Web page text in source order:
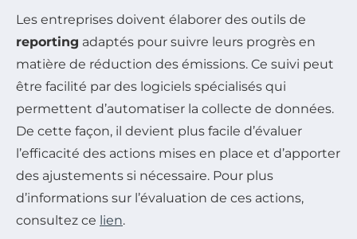
Les entreprises doivent élaborer des outils de
reporting adaptés pour suivre leurs progrès en
matière de réduction des émissions. Ce suivi peut
être facilité par des logiciels spécialisés qui
permettent d’automatiser la collecte de données.
De cette façon, il devient plus facile d’évaluer
l’efficacité des actions mises en place et d’apporter
des ajustements si nécessaire. Pour plus
d’informations sur l’évaluation de ces actions,
consultez ce lien.